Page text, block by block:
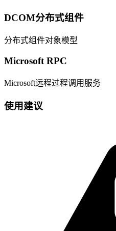
DCOM分布式组件
分布式组件对象模型
Microsoft RPC
Microsoft远程过程调用服务
使用建议